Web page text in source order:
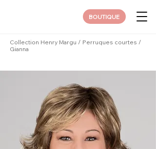
BOUTIQUE
Collection Henry Margu / Perruques courtes /
Gianna